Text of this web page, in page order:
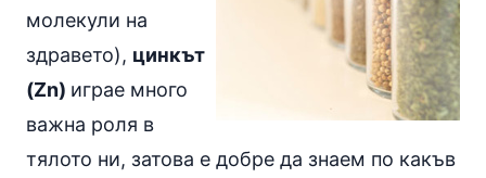
молекули на
здравето), цинкът
(Zn) играе много
важна роля в
тялото ни, затова е добре да знаем по какъв